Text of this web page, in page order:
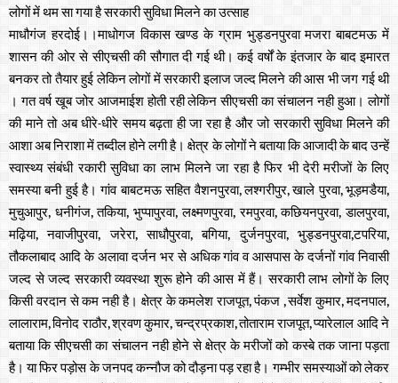
लोगों में थम सा गया है सरकारी सुविधा मिलने का उत्साह
माधौगंज हरदोई।।माधोगज विकास खण्ड के ग्राम भुड्डनपुरवा मजरा बाबटमऊ में
शासन की ओर से सीएचसी की सौगात दी गई थी। कई वर्षों के इंतजार के बाद इमारत
बनकर तो तैयार हुई लेकिन लोगों में सरकारी इलाज जल्द मिलने की आस भी जग गई थी
। गत वर्ष खूब जोर आजमाईश होती रही लेकिन सीएचसी का संचालन नही हुआ। लोगों
की माने तो अब धीरे-धीरे समय बढ़ता ही जा रहा है और जो सरकारी सुविधा मिलने की
आशा अब निराशा में तब्दील होने लगी है। क्षेत्र के लोगों ने बताया कि आजादी के बाद उन्हें
स्वास्थ्य संबंधी रकारी सुविधा का लाभ मिलने जा रहा है फिर भी देरी मरीजों के लिए
समस्या बनी हुई है। गांव बाबटमऊ सहित वैशनपुरवा, लश्गरीपुर, खाले पुरवा, भूड़मडैया,
मुचुआपुर, धनीगंज, तकिया, भुप्पापुरवा, लक्ष्मणपुरवा, रमपुरवा, कछियनपुरवा, डालपुरवा,
मढ़िया, नवाजीपुरवा, जरेरा, साधौपुरवा, बगिया, दुर्जनपुरवा, भुड्डनपुरवा,टपरिया,
तौकलाबाद आदि के अलावा दर्जन भर से अधिक गांव व आसपास के दर्जनों गांव निवासी
जल्द से जल्द सरकारी व्यवस्था शुरू होने की आस में हैं। सरकारी लाभ लोगों के लिए
किसी वरदान से कम नही है। क्षेत्र के कमलेश राजपूत, पंकज , सर्वेश कुमार, मदनपाल,
लालाराम, विनोद राठौर, श्रवण कुमार, चन्द्रप्रकाश, तोताराम राजपूत, प्यारेलाल आदि ने
बताया कि सीएचसी का संचालन नही होने से क्षेत्र के मरीजों को कस्बे तक जाना पड़ता
है। या फिर पड़ोस के जनपद कन्नौज को दौड़ना पड़ रहा है। गम्भीर समस्याओं को लेकर